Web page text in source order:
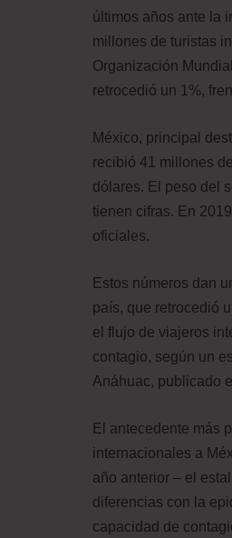
últimos años ante la
millones de turistas
Organización
retrocedió un 1%,
México, principal
recibió 41 millones
dólares. El peso del
tienen cifras. En
oficiales.
Estos números dan
país, que retrocedió
el flujo de viajeros
contagio, según un
Anáhuac, publicado
El antecedente más
internacionales a
año anterior – el
diferencias con la
capacidad de